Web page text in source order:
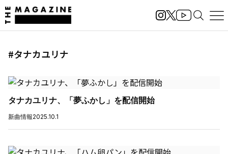
#タナカユリナ
タナカユリナ、「夢ふかし」を配信開始
新曲情報2025.10.1